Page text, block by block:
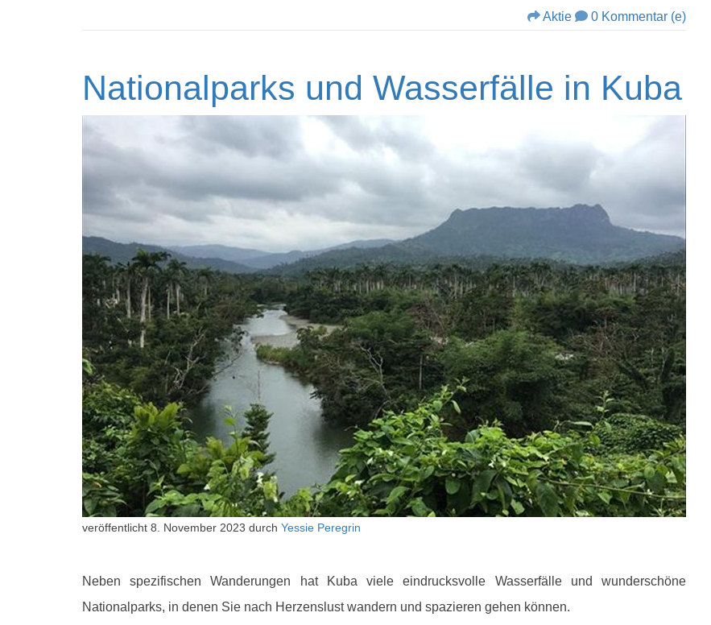
Aktie 0 Kommentar (e)
Nationalparks und Wasserfälle in Kuba
veröffentlicht 8. November 2023 durch Yessie Peregrin
Neben spezifischen Wanderungen hat Kuba viele eindrucksvolle Wasserfälle und wunderschöne
Nationalparks, in denen Sie nach Herzenslust wandern und spazieren gehen können.